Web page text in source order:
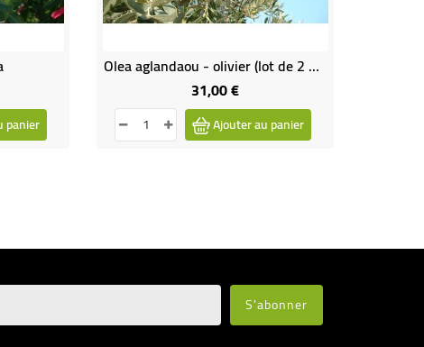
panier
Olea aglandaou - olivier (lot de 2 plants)
31,00 €Prix
Ajouter au panier